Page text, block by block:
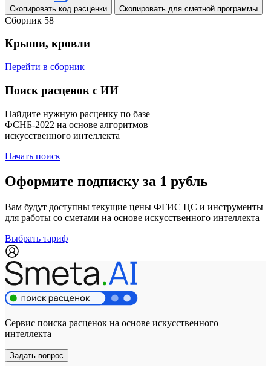
Скопировать код расценки Скопировать для сметной программы
Сборник 58
Крыши, кровли
Перейти в сборник
Поиск расценок с ИИ
Найдите нужную расценку по базе
ФСНБ-2022 на основе алгоритмов
искусственного интеллекта
Начать поиск
Оформите подписку за 1 рубль
Вам будут доступны текущие цены ФГИС ЦС и инструменты
для работы со сметами на основе искусственного интеллекта
Выбрать тариф
Сервис поиска расценок на основе искусственного
интеллекта
Задать вопрос